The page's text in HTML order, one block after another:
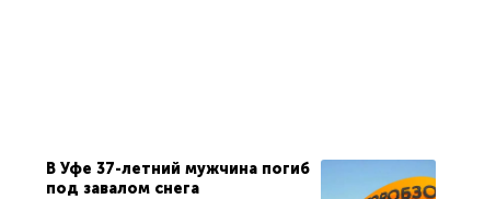
В Уфе 37-летний мужчина погиб
под завалом снега